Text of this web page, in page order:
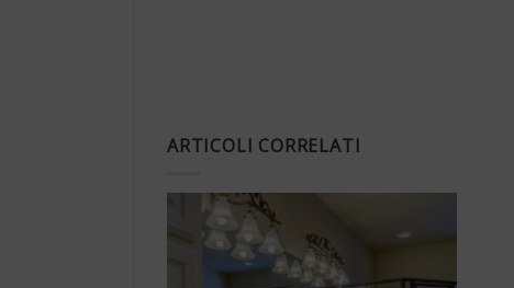
ARTICOLI CORRELATI